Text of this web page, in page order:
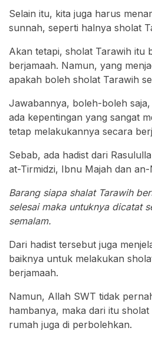
Selain itu, kita juga harus
sunnah, seperti halnya sholat
Akan tetapi, sholat Tarawih itu
berjamaah. Namun, yang
apakah boleh sholat Tarawih
Jawabannya, boleh-boleh
ada kepentingan yang sangat
tetap melakukannya secara
Sebab, ada hadist dari
at-Tirmidzi, Ibnu Majah dan an-
Barang siapa shalat Tarawih
selesai maka untuknya dicatat
semalam.
Dari hadist tersebut juga
baiknya untuk melakukan
berjamaah.
Namun, Allah SWT tidak
hambanya, maka dari itu sholat
rumah juga di perbolehkan.